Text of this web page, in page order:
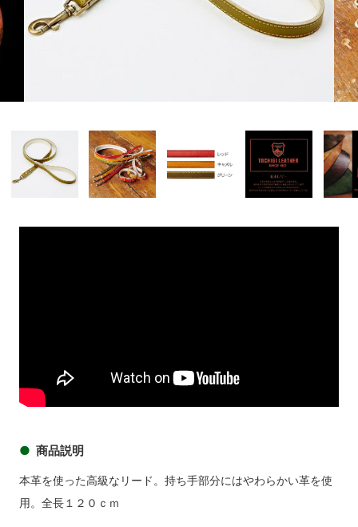
商品説明
本革を使った高級なリード。持ち手部分にはやわらかい革を使
用。全長１２０ｃｍ